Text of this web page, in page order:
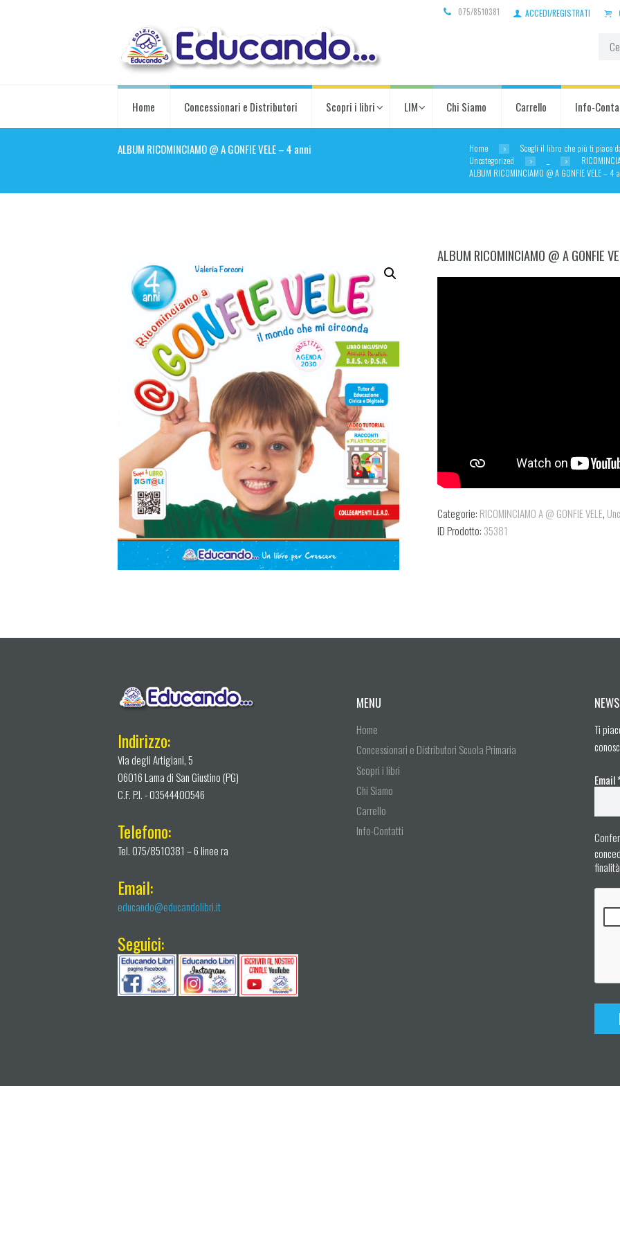
075/8510381 ACCEDI/REGISTRATI
Home Concessionari e Distributori Scopri i libri LIM Chi Siamo Carrello Info-
ALBUM RICOMINCIAMO @ A GONFIE VELE – 4 anni Home Scegli il libro che più ti piace
Uncategorized
ALBUM RICOMINCIAMO @ A GONFIE VELE – 4
ALBUM RICOMINCIAMO @ A GONFIE
Categorie: RICOMINCIAMO A @ GONFIE VELE,
ID Prodotto: 35381
Indirizzo:
Via degli Artigiani, 5
06016 Lama di San Giustino (PG)
C.F. P.I. - 03544400546
Telefono:
Tel. 075/8510381 – 6 linee ra
Email:
educando@educandolibri.it
Seguici:
MENU
Home
Concessionari e Distributori Scuola Primaria
Scopri i libri
Chi Siamo
Carrello
Info-Contatti
Ti
Email